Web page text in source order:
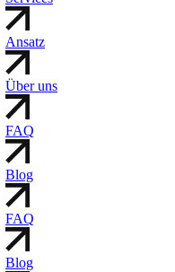
Ansatz
Über uns
FAQ
Blog
FAQ
Blog